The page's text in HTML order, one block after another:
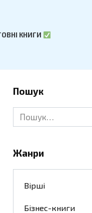
КНИГИ
Пошук
Search
for:
Жанри
Вірші
Бізнес-книги